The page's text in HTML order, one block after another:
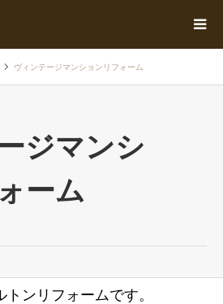
ヴィンテージマンションリフォーム
ジマンシ
ーム
ンリフォームです。